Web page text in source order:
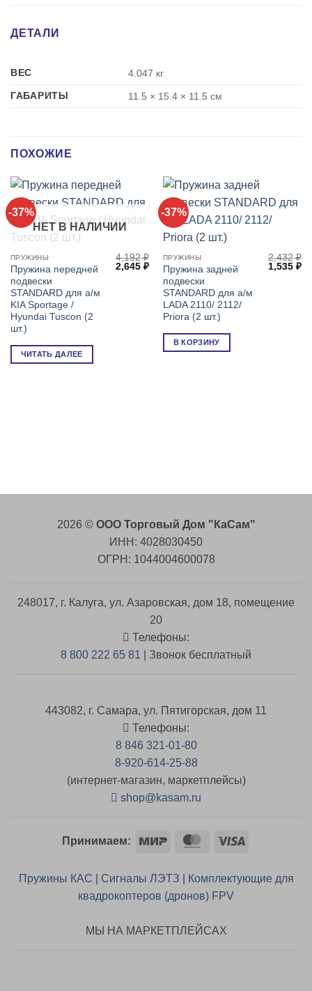
ДЕТАЛИ
ВЕС
4.047 кг
ГАБАРИТЫ
11.5 × 15.4 × 11.5 см
ПОХОЖИЕ
-37%
НЕТ В НАЛИЧИИ
ПРУЖИНЫ
Пружина передней
подвески
STANDARD для а/м
KIA Sportage /
Hyundai Tuscon (2
шт.)
4,192₽
Первоначальная
цена
составляла
2,645₽Текущая
цена:
2,645 ₽.
ЧИТАТЬ ДАЛЕЕ
-37%
ПРУЖИНЫ
Пружина задней
подвески
STANDARD для а/м
LADA 2110/ 2112/
Priora (2 шт.)
2,432₽
цена
1,535₽
В КОРЗИНУ
2026 © ООО Торговый Дом "КаСам"
ИНН: 4028030450
ОГРН: 1044004600078
248017, г. Калуга, ул. Азаровская, дом 18, помещение
20
Телефоны:
8 800 222 65 81 | Звонок бесплатный
443082, г. Самара, ул. Пятигорская, дом 11
Телефоны:
8 846 321-01-80
8-920-614-25-88
(интернет-магазин, маркетплейсы)
shop@kasam.ru
Принимаем: Mir MasterCard
Visa
Пружины КАС Сигналы ЛЭТЗ
Комплектующие для
квадрокоптеров (дронов) FPV
МЫ НА МАРКЕТПЛЕЙСАХ